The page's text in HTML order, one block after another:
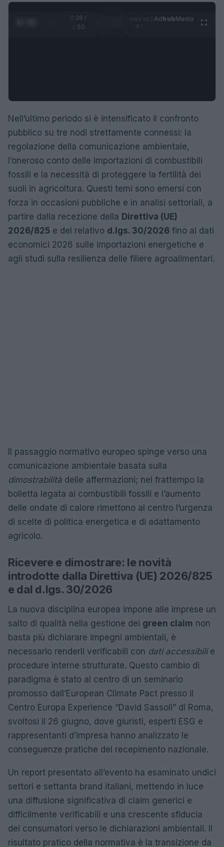
0:29 /
1:50
AdhubMedia
Nell’ultimo periodo si è intensificato il confronto
pubblico su tre nodi strettamente connessi: la
regolazione della comunicazione ambientale,
l’oneroso conto delle importazioni di combustibili
fossili e la necessità di proteggere la fertilità dei
suoli in agricoltura. Questi temi sono emersi con
forza in occasioni pubbliche e in analisi settoriali, a
partire dalla recezione della Direttiva (UE)
2026/825 e del relativo d.lgs. 30/2026 fino ai dati
economici 2026 sulle importazioni energetiche e
agli studi sulla resilienza delle filiere agroalimentari.
Il passaggio normativo europeo spinge verso una
comunicazione ambientale basata sulla
dimostrabilità delle affermazioni; nel frattempo la
bolletta legata ai combustibili fossili e l’aumento
delle ondate di calore rimettono al centro l’urgenza
di scelte di politica energetica e di adattamento
agricolo.
Ricevere e dimostrare: le novità
introdotte dalla Direttiva (UE) 2026/825
e dal d.lgs. 30/2026
La nuova disciplina europea impone alle imprese un
salto di qualità nella gestione dei green claim non
basta più dichiarare impegni ambientali, è
necessario renderli verificabili con dati accessibilie
procedure interne strutturate. Questo cambio di
paradigma è stato al centro di un seminario
promosso dall’European Climate Pact presso il
Centro Europa Experience “David Sassoli” di Roma,
svoltosi il 26 giugno, dove giuristi, esperti ESG e
rappresentanti d’impresa hanno analizzato le
conseguenze pratiche del recepimento nazionale.
Un report presentato all’evento ha esaminato undici
settori e settanta brand italiani, mettendo in luce
una diffusione significativa di claim generici e
difficilmente verificabili e una crescente sfiducia
dei consumatori verso le dichiarazioni ambientali. Il
risultato pratico della normativa è la transizione da